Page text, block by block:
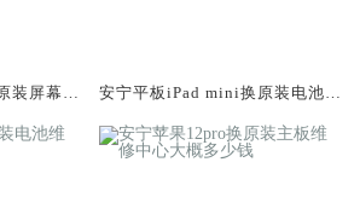
装屏幕服
安宁平板iPad mini换原装电池维